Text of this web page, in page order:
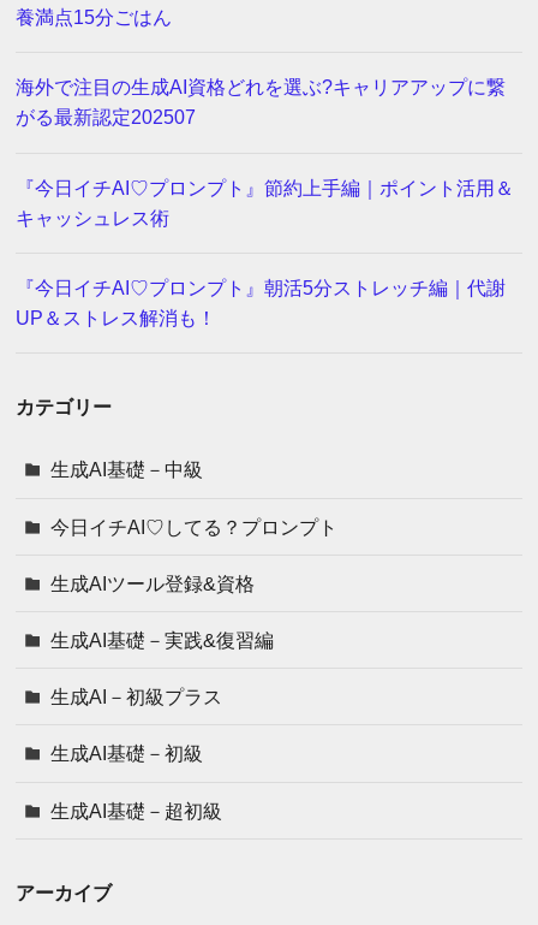
養満点15分ごはん
海外で注目の生成AI資格どれを選ぶ?キャリアアップに繋
がる最新認定202507
『今日イチAI♡プロンプト』節約上手編｜ポイント活用＆
キャッシュレス術
『今日イチAI♡プロンプト』朝活5分ストレッチ編｜代謝
UP＆ストレス解消も！
カテゴリー
生成AI基礎－中級
今日イチAI♡してる？プロンプト
生成AIツール登録&資格
生成AI基礎－実践&復習編
生成AI－初級プラス
生成AI基礎－初級
生成AI基礎－超初級
アーカイブ